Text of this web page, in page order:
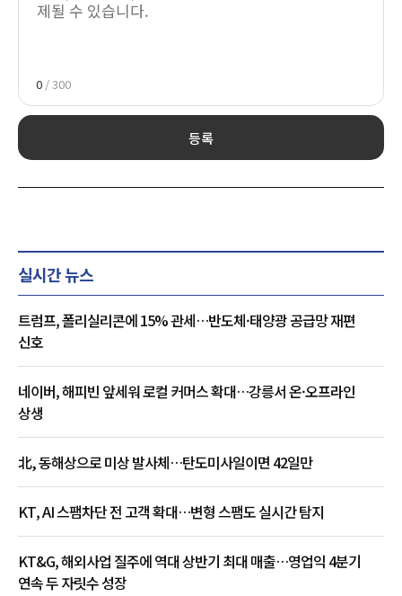
0 / 300
등록
실시간 뉴스
트럼프, 폴리실리콘에 15% 관세…반도체·태양광 공급망 재편
신호
네이버, 해피빈 앞세워 로컬 커머스 확대…강릉서 온·오프라인
상생
北, 동해상으로 미상 발사체…탄도미사일이면 42일만
KT, AI 스팸차단 전 고객 확대…변형 스팸도 실시간 탐지
KT&G, 해외사업 질주에 역대 상반기 최대 매출…영업익 4분기
연속 두 자릿수 성장